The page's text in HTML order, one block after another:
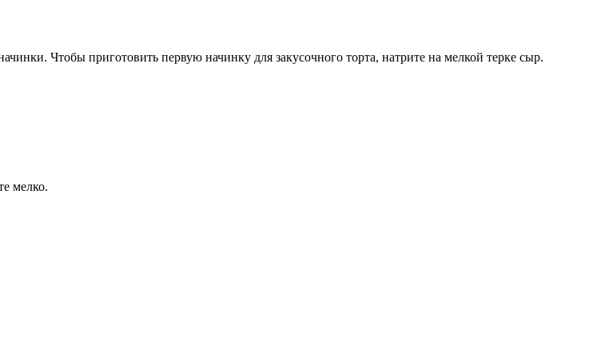
Чтобы приготовить первую начинку для закусочного торта, натрите на мелкой терке сыр.
мелко.